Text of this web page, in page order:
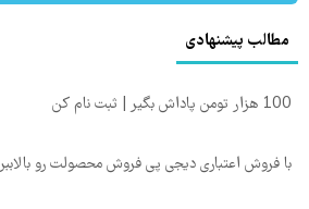
مطالب پیشنهادی
100 هزار تومن پاداش بگیر | ثبت نام کن
با فروش اعتباری دیجی پی فروش محصولت رو بالاببر